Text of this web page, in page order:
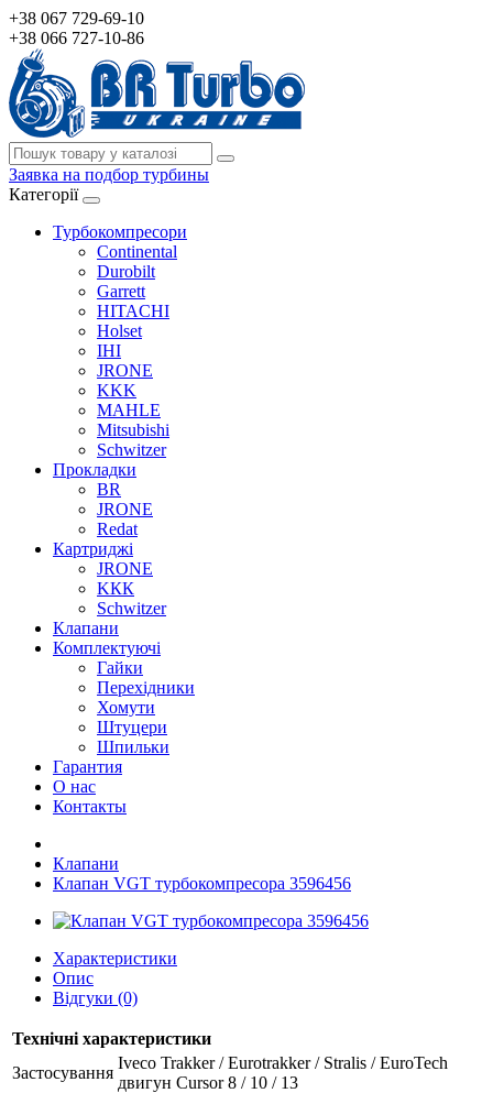
+38 067 729-69-10
+38 066 727-10-86
Заявка на подбор турбины
Категорії
Турбокомпресори
Continental
Durobilt
Garrett
HITACHI
Holset
IHI
JRONE
KKK
MAHLE
Mitsubishi
Schwitzer
Прокладки
BR
JRONE
Redat
Картриджі
JRONE
KКК
Schwitzer
Клапани
Комплектуючі
Гайки
Перехідники
Хомути
Штуцери
Шпильки
Гарантия
О нас
Контакты
Клапани
Клапан VGT турбокомпресора 3596456
Характеристики
Опис
Відгуки (0)
Технічні характеристики
Застосування
Iveco Trakker / Eurotrakker / Stralis / EuroTech
двигун Cursor 8 / 10 / 13